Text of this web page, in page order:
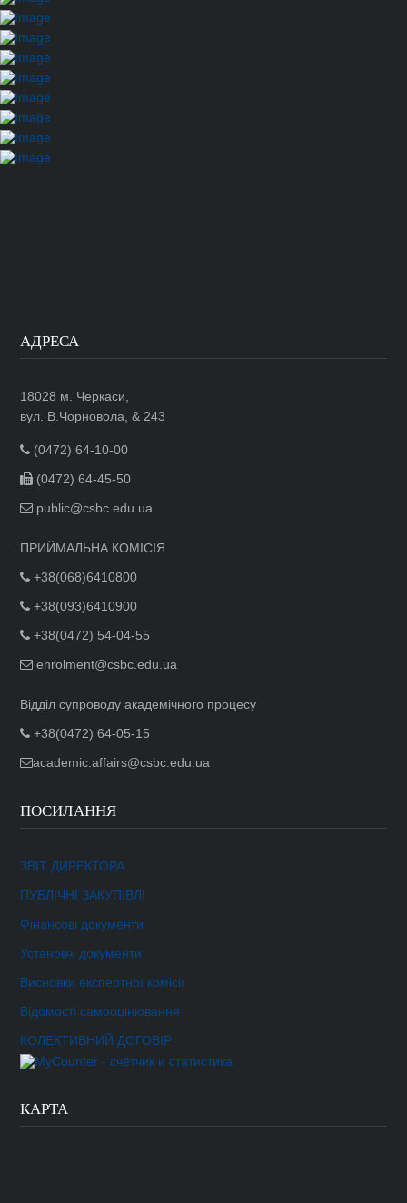
АДРЕСА
18028 м. Черкаси,
вул. В.Чорновола, & 243
(0472) 64-10-00
(0472) 64-45-50
public@csbc.edu.ua
ПРИЙМАЛЬНА КОМІСІЯ
+38(068)6410800
+38(093)6410900
+38(0472) 54-04-55
enrolment@csbc.edu.ua
Відділ супроводу академічного процесу
+38(0472) 64-05-15
academic.affairs@csbc.edu.ua
ПОСИЛАННЯ
ЗВІТ ДИРЕКТОРА
ПУБЛІЧНІ ЗАКУПІВЛІ
Фінансові документи
Установчі документи
Висновки експертної комісії
Відомості самооцінювання
КОЛЕКТИВНИЙ ДОГОВІР
КАРТА